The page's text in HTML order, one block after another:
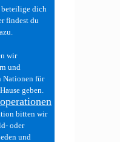
dich
findest du
wir
und
Nationen für
geben.
bitten wir
oder
und